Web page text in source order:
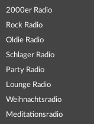
2000er Radio
Rock Radio
Oldie Radio
Schlager Radio
Party Radio
Lounge Radio
Weihnachtsradio
Meditationsradio